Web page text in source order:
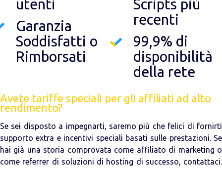
utenti
Garanzia
Soddisfatti o
Rimborsati
Scripts più
recenti
99,9% di
disponibilità
della rete
Avete tariffe speciali per gli affiliati ad alto
rendimento?
Se sei disposto a impegnarti, saremo più che felici di fornirti
supporto extra e incentivi speciali basati sulle prestazioni. Se
hai già una storia comprovata come affiliato di marketing o
come referrer di soluzioni di hosting di successo, contattaci.